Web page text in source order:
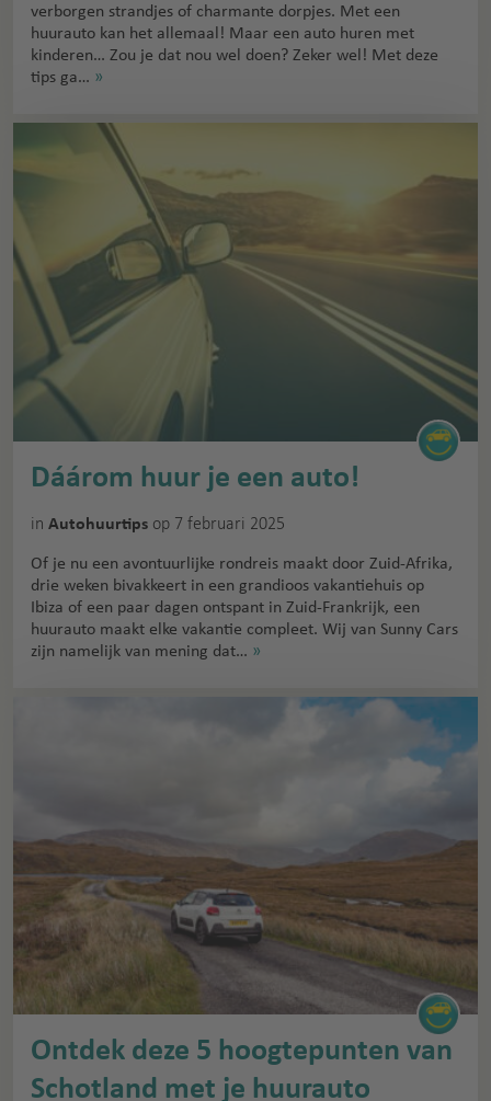
verborgen strandjes of charmante dorpjes. Met een
huurauto kan het allemaal! Maar een auto huren met
kinderen… Zou je dat nou wel doen? Zeker wel! Met deze
tips ga… »
Dáárom huur je een auto!
in Autohuurtips op 7 februari 2025
Of je nu een avontuurlijke rondreis maakt door Zuid-Afrika,
drie weken bivakkeert in een grandioos vakantiehuis op
Ibiza of een paar dagen ontspant in Zuid-Frankrijk, een
huurauto maakt elke vakantie compleet. Wij van Sunny Cars
zijn namelijk van mening dat… »
Ontdek deze 5 hoogtepunten van
Schotland met je huurauto